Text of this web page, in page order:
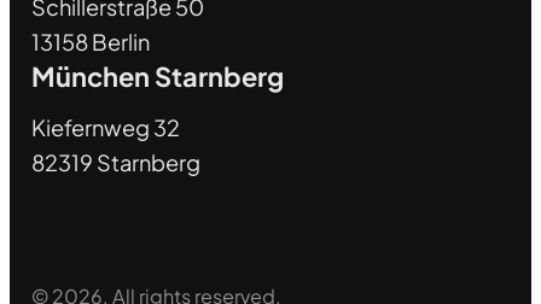
Schillerstraße 50
13158 Berlin
München Starnberg
Kiefernweg 32
82319 Starnberg
© 2026. All rights reserved.